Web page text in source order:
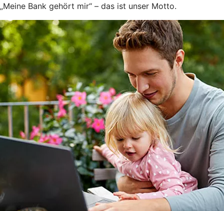
„Meine Bank gehört mir“ – das ist unser Motto.